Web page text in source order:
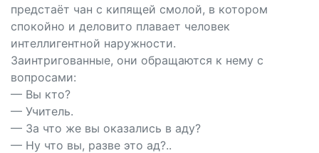
предстаёт чан с кипящей смолой, в котором
спокойно и деловито плавает человек
интеллигентной наружности.
Заинтригованные, они обращаются к нему с
вопросами:
— Вы кто?
— Учитель.
— За что же вы оказались в аду?
— Ну что вы, разве это ад?..